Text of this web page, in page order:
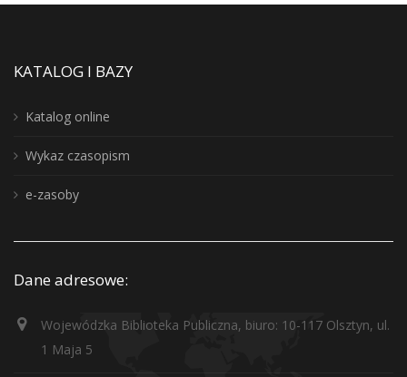
KATALOG I BAZY
Katalog online
Wykaz czasopism
e-zasoby
Dane adresowe:
Wojewódzka Biblioteka Publiczna, biuro: 10-117 Olsztyn, ul.
1 Maja 5